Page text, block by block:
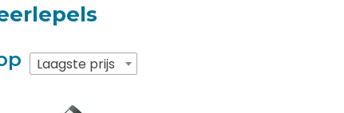
Laagste prijs